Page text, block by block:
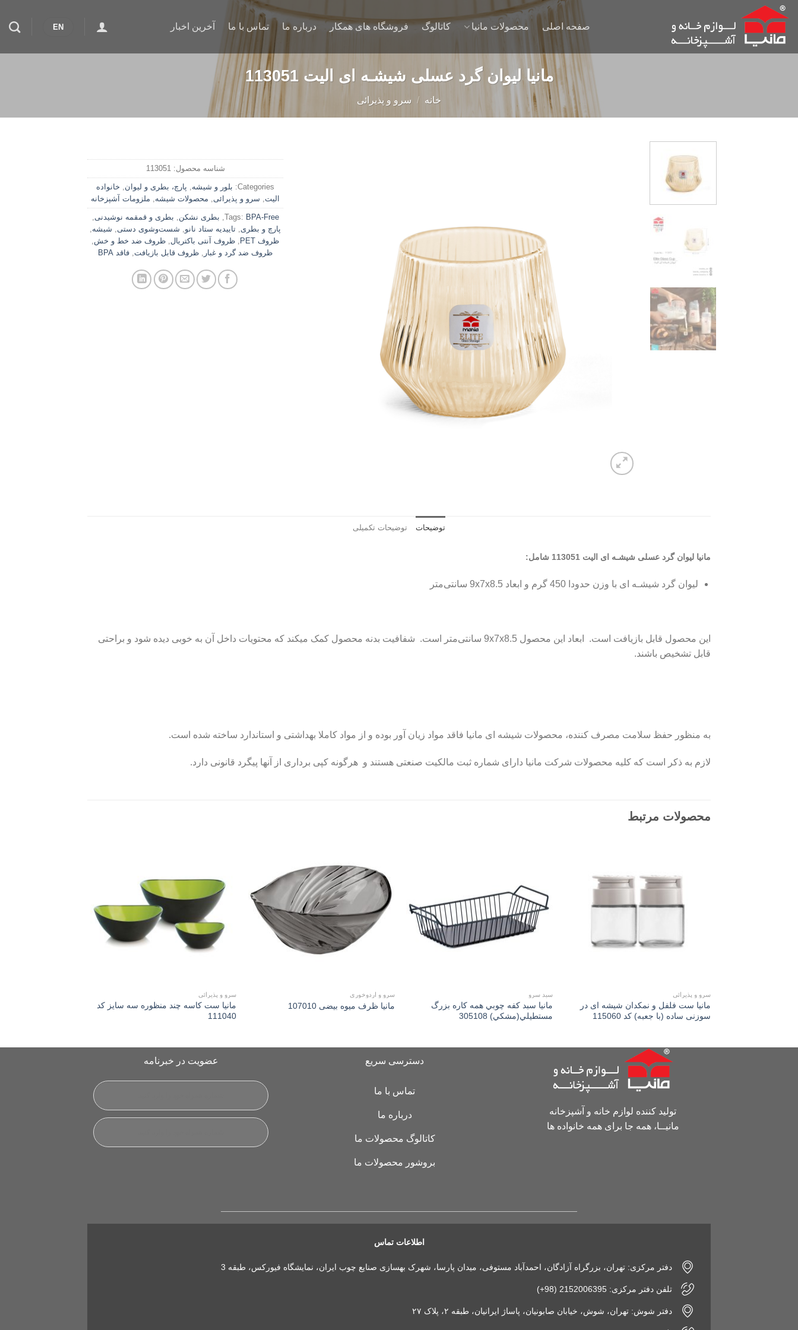
Skip
content
صفحه اصلی محصولات مانیا کاتالوگ فروشگاه های همکار درباره ما تماس با ما آخرین اخبار EN
مانیا لیوان گرد عسلی شیشـه ای الیت 113051
خانه / سرو و پذیرائی
شناسه محصول:113051
Categories: بلور و شیشه, پارچ، بطری و لیوان, خانواده
الیت, سرو و پذیرائی, محصولات شیشه, ملزومات آشپزخانه
Tags: BPA-Free
, بطری نشکن, بطری و قمقمه نوشیدنی,
پارچ و بطری, تاییدیه ستاد نانو, شست‌وشوی دستی, شیشه,
ظروف PET
, ظروف آنتی باکتریال, ظروف ضد خط و خش,
ظروف ضد گرد و غبار , ظروف قابل بازیافت, فاقد BPA
توضیحات توضیحات تکمیلی
مانیا لیوان گرد عسلی شیشـه ای الیت 113051 شامل :
لیوان گرد شیشـه ای با وزن حدودا 450 گرم و ابعاد 9x7x8.5 سانتی‌متر
این محصول قابل بازیافت است. ابعاد این محصول 9x7x8.5 سانتی‌متر است. شفافیت بدنه محصول کمک میکند که محتویات داخل آن به خوبی دیده شود و براحتی
قابل تشخیص باشند.
به منظور حفظ سلامت مصرف کننده، محصولات شیشه ای مانیا فاقد مواد زیان آور بوده و از مواد کاملا بهداشتی و استاندارد ساخته شده است.
لازم به ذکر است که کلیه محصولات شرکت مانیا دارای شماره ثبت مالکیت صنعتی هستند و هرگونه کپی برداری از آنها پیگرد قانونی دارد.
محصولات مرتبط
سرو و پذیرائی
مانیا ست فلفل و نمکدان شیشه ای در
سوزنی ساده (با جعبه) کد 115060
سبد سرو
مانیا سبد کفه چوبي همه کاره بزرگ
مستطیلي(مشكي) 305108
Add to
wishlist
سرو و اردوخوری
مانیا ظرف ميوه بيضی 107010
سرو و پذیرائی
مانیا ست کاسه چند منظوره سه سایز کد
111040
تولید کننده لوازم خانه و آشپزخانه
مانیــا، همه جا برای همه خانواده ها
دسترسی سریع
تماس با ما
درباره ما
کاتالوگ محصولات ما
بروشور محصولات ما
عضویت در خبرنامه
اطلاعات تماس
دفتر مرکزی: تهران، بزرگراه آزادگان، احمدآباد مستوفی، میدان پارسا، شهرک بهسازی صنایع چوب ایران، نمایشگاه فیورکس، طبقه 3
تلفن دفتر مرکزی: 2152006395 (98+)
دفتر شوش: تهران، شوش، خیابان صابونیان، پاساژ ایرانیان، طبقه ۲، پلاک ۲۷